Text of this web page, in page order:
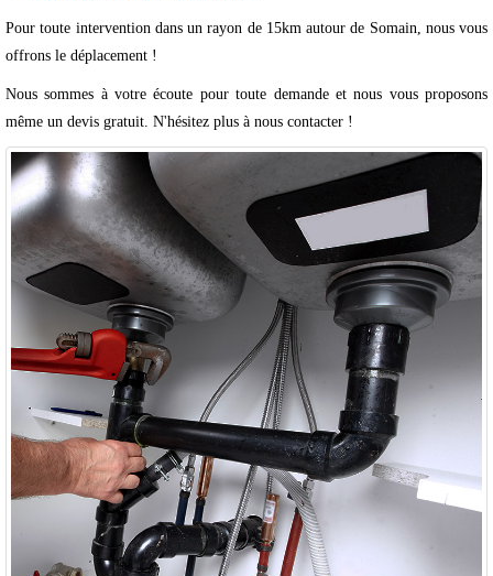
Pour toute intervention dans un rayon de 15km autour de Somain, nous vous
offrons le déplacement !
Nous sommes à votre écoute pour toute demande et nous vous proposons
même un devis gratuit. N'hésitez plus à nous contacter !